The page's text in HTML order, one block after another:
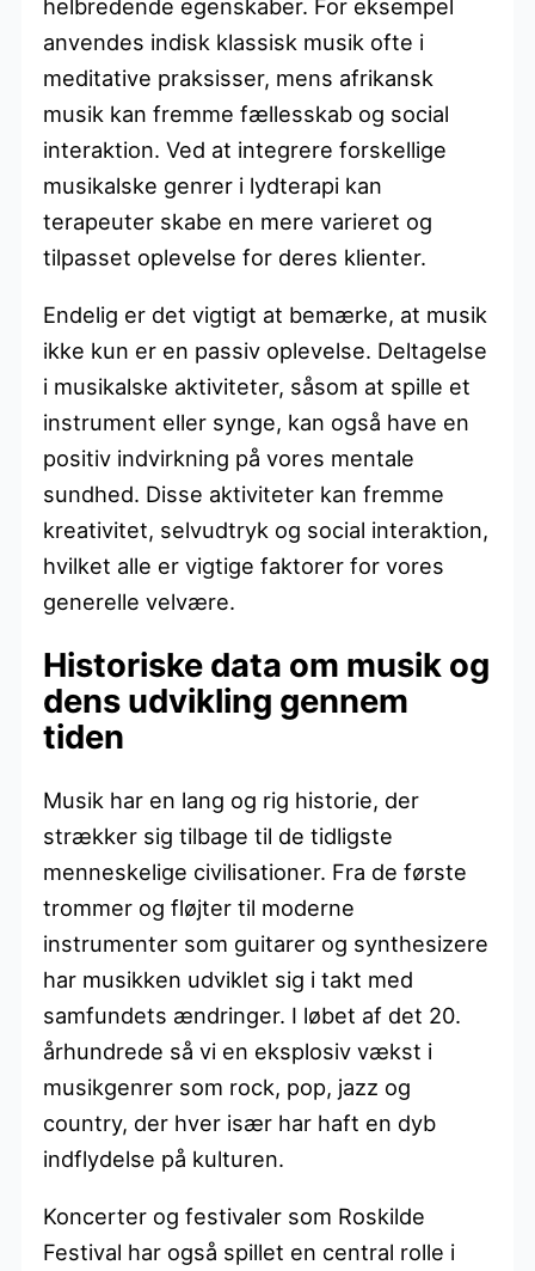
helbredende egenskaber. For eksempel
anvendes indisk klassisk musik ofte i
meditative praksisser, mens afrikansk
musik kan fremme fællesskab og social
interaktion. Ved at integrere forskellige
musikalske genrer i lydterapi kan
terapeuter skabe en mere varieret og
tilpasset oplevelse for deres klienter.
Endelig er det vigtigt at bemærke, at musik
ikke kun er en passiv oplevelse. Deltagelse
i musikalske aktiviteter, såsom at spille et
instrument eller synge, kan også have en
positiv indvirkning på vores mentale
sundhed. Disse aktiviteter kan fremme
kreativitet, selvudtryk og social interaktion,
hvilket alle er vigtige faktorer for vores
generelle velvære.
Historiske data om musik og
dens udvikling gennem
tiden
Musik har en lang og rig historie, der
strækker sig tilbage til de tidligste
menneskelige civilisationer. Fra de første
trommer og fløjter til moderne
instrumenter som guitarer og synthesizere
har musikken udviklet sig i takt med
samfundets ændringer. I løbet af det 20.
århundrede så vi en eksplosiv vækst i
musikgenrer som rock, pop, jazz og
country, der hver især har haft en dyb
indflydelse på kulturen.
Koncerter og festivaler som Roskilde
Festival har også spillet en central rolle i